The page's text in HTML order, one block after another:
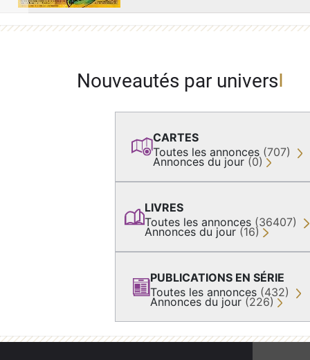
Nouveautés par univers
CARTES
Toutes les annonces (707)
Annonces du jour (0)
LIVRES
Toutes les annonces (36407)
Annonces du jour (16)
PUBLICATIONS EN SÉRIE
Toutes les annonces (432)
Annonces du jour (226)